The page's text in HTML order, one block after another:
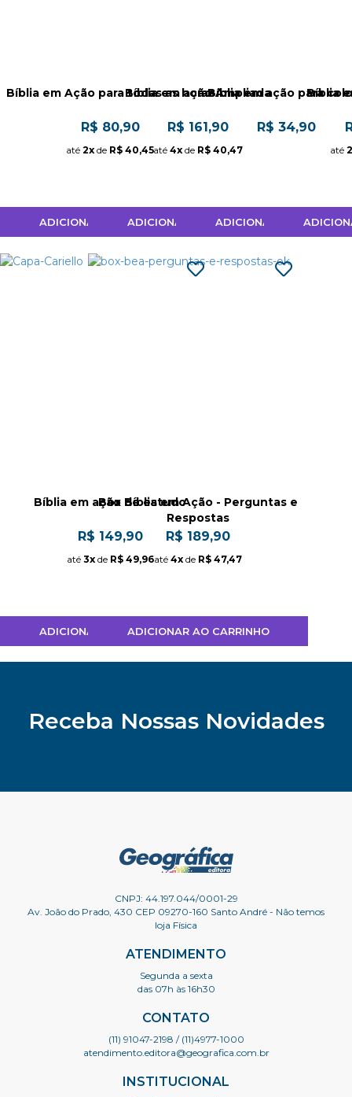
Bíblia em Ação para todas as horas
R$ 80,90
até 2x de R$ 40,45
ADICIONAR AO CARRINHO
Bíblia em ação Ampliada
R$ 161,90
até 4x de R$ 40,47
ADICIONAR AO CARRINHO
Bíblia em ação para
R$ 34,90
ADICIONAR AO
Bíblia
até
Bíblia em ação de estudo
R$ 149,90
até 3xde R$ 49,96
ADICIONAR AO CARRINHO
Box Bíblia em Ação - Perguntas e
Respostas
R$ 189,90
até 4x de R$ 47,47
ADICIONAR AO CARRINHO
Receba Nossas Novidades
CNPJ: 44.197.044/0001-29
Av. João do Prado, 430 CEP 09270-160 Santo André - Não temos
loja Física
ATENDIMENTO
Segunda a sexta
das 07h às 16h30
CONTATO
(11) 91047-2198 / (11)4977-1000
atendimento.editora@geografica.com.br
INSTITUCIONAL